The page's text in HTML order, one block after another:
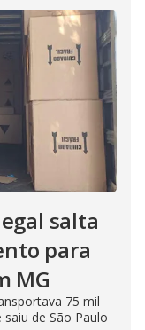
salta
para
MG
75 mil
de São Paulo